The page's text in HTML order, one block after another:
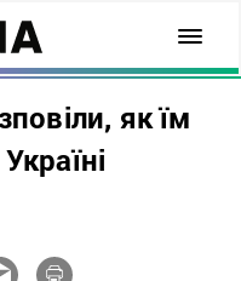
як їм